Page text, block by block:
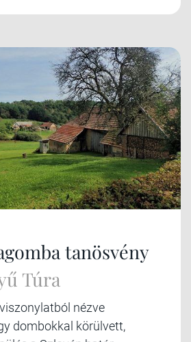
tanösvény
Túra
nézve
dombokkal körülvett,